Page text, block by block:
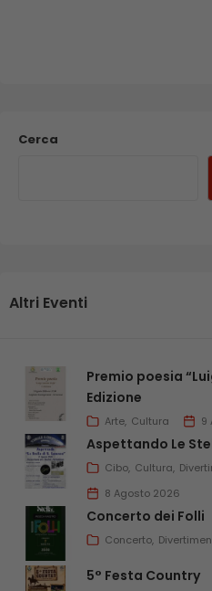
Cerca
Altri Eventi
Premio poesia
Edizione
Arte Cultura 9
Aspettando Le
Cibo Cultura
8 Agosto 2026
Concerto dei Folli
Concerto
5° Festa Country